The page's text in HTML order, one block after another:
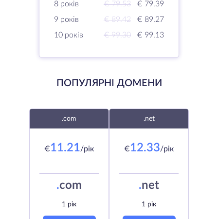
8 років
€ 79.53
€ 79.39
9 років
€ 89.42
€ 89.27
10 років
€ 99.30 € 99.13
ПОПУЛЯРНІ ДОМЕНИ
.com
€11.21/рік
.com
1 рік
.net
€12.33/рік
.net
1 рік